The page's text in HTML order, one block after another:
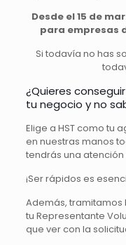
Desde el 15 de
para empresas
Si todavía no has
¿Quieres
tu negocio y no
Elige a HST como tu
en nuestras manos
tendrás una
¡Ser rápidos es
Además, tramitamos
tu Representante
que ver con la